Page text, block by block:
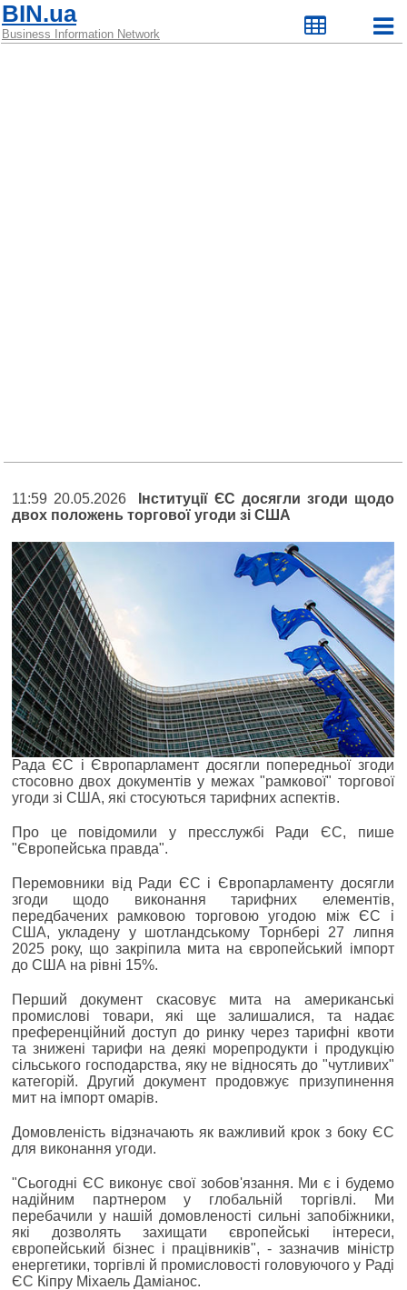
BIN.ua
Business Information Network
11:59 20.05.2026
Інституції ЄС досягли згоди щодо
двох положень торгової угоди зі США
Рада ЄС і Європарламент досягли попередньої згоди
стосовно двох документів у межах "рамкової" торгової
угоди зі США, які стосуються тарифних аспектів.
Про це повідомили у пресслужбі Ради ЄС, пише
"Європейська правда".
Перемовники від Ради ЄС і Європарламенту досягли
згоди щодо виконання тарифних елементів,
передбачених рамковою торговою угодою між ЄС і
США, укладену у шотландському Торнбері 27 липня
2025 року, що закріпила мита на європейський імпорт
до США на рівні 15%.
Перший документ скасовує мита на американські
промислові товари, які ще залишалися, та надає
преференційний доступ до ринку через тарифні квоти
та знижені тарифи на деякі морепродукти і продукцію
сільського господарства, яку не відносять до "чутливих"
категорій. Другий документ продовжує призупинення
мит на імпорт омарів.
Домовленість відзначають як важливий крок з боку ЄС
для виконання угоди.
"Сьогодні ЄС виконує свої зобов'язання. Ми є і будемо
надійним партнером у глобальній торгівлі. Ми
перебачили у нашій домовленості сильні запобіжники,
які дозволять захищати європейські інтереси,
європейський бізнес і працівників", - зазначив міністр
енергетики, торгівлі й промисловості головуючого у Раді
ЄС Кіпру Міхаель Даміанос.